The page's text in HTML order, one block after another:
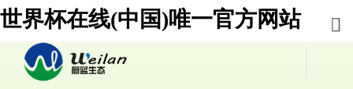
世界杯在线(中国)唯一官方网站